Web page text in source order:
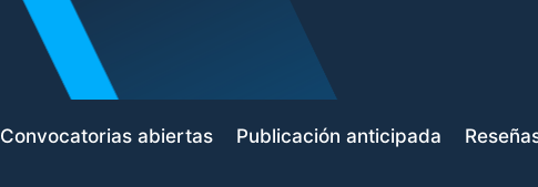
Convocatorias abiertas Publicación anticipada